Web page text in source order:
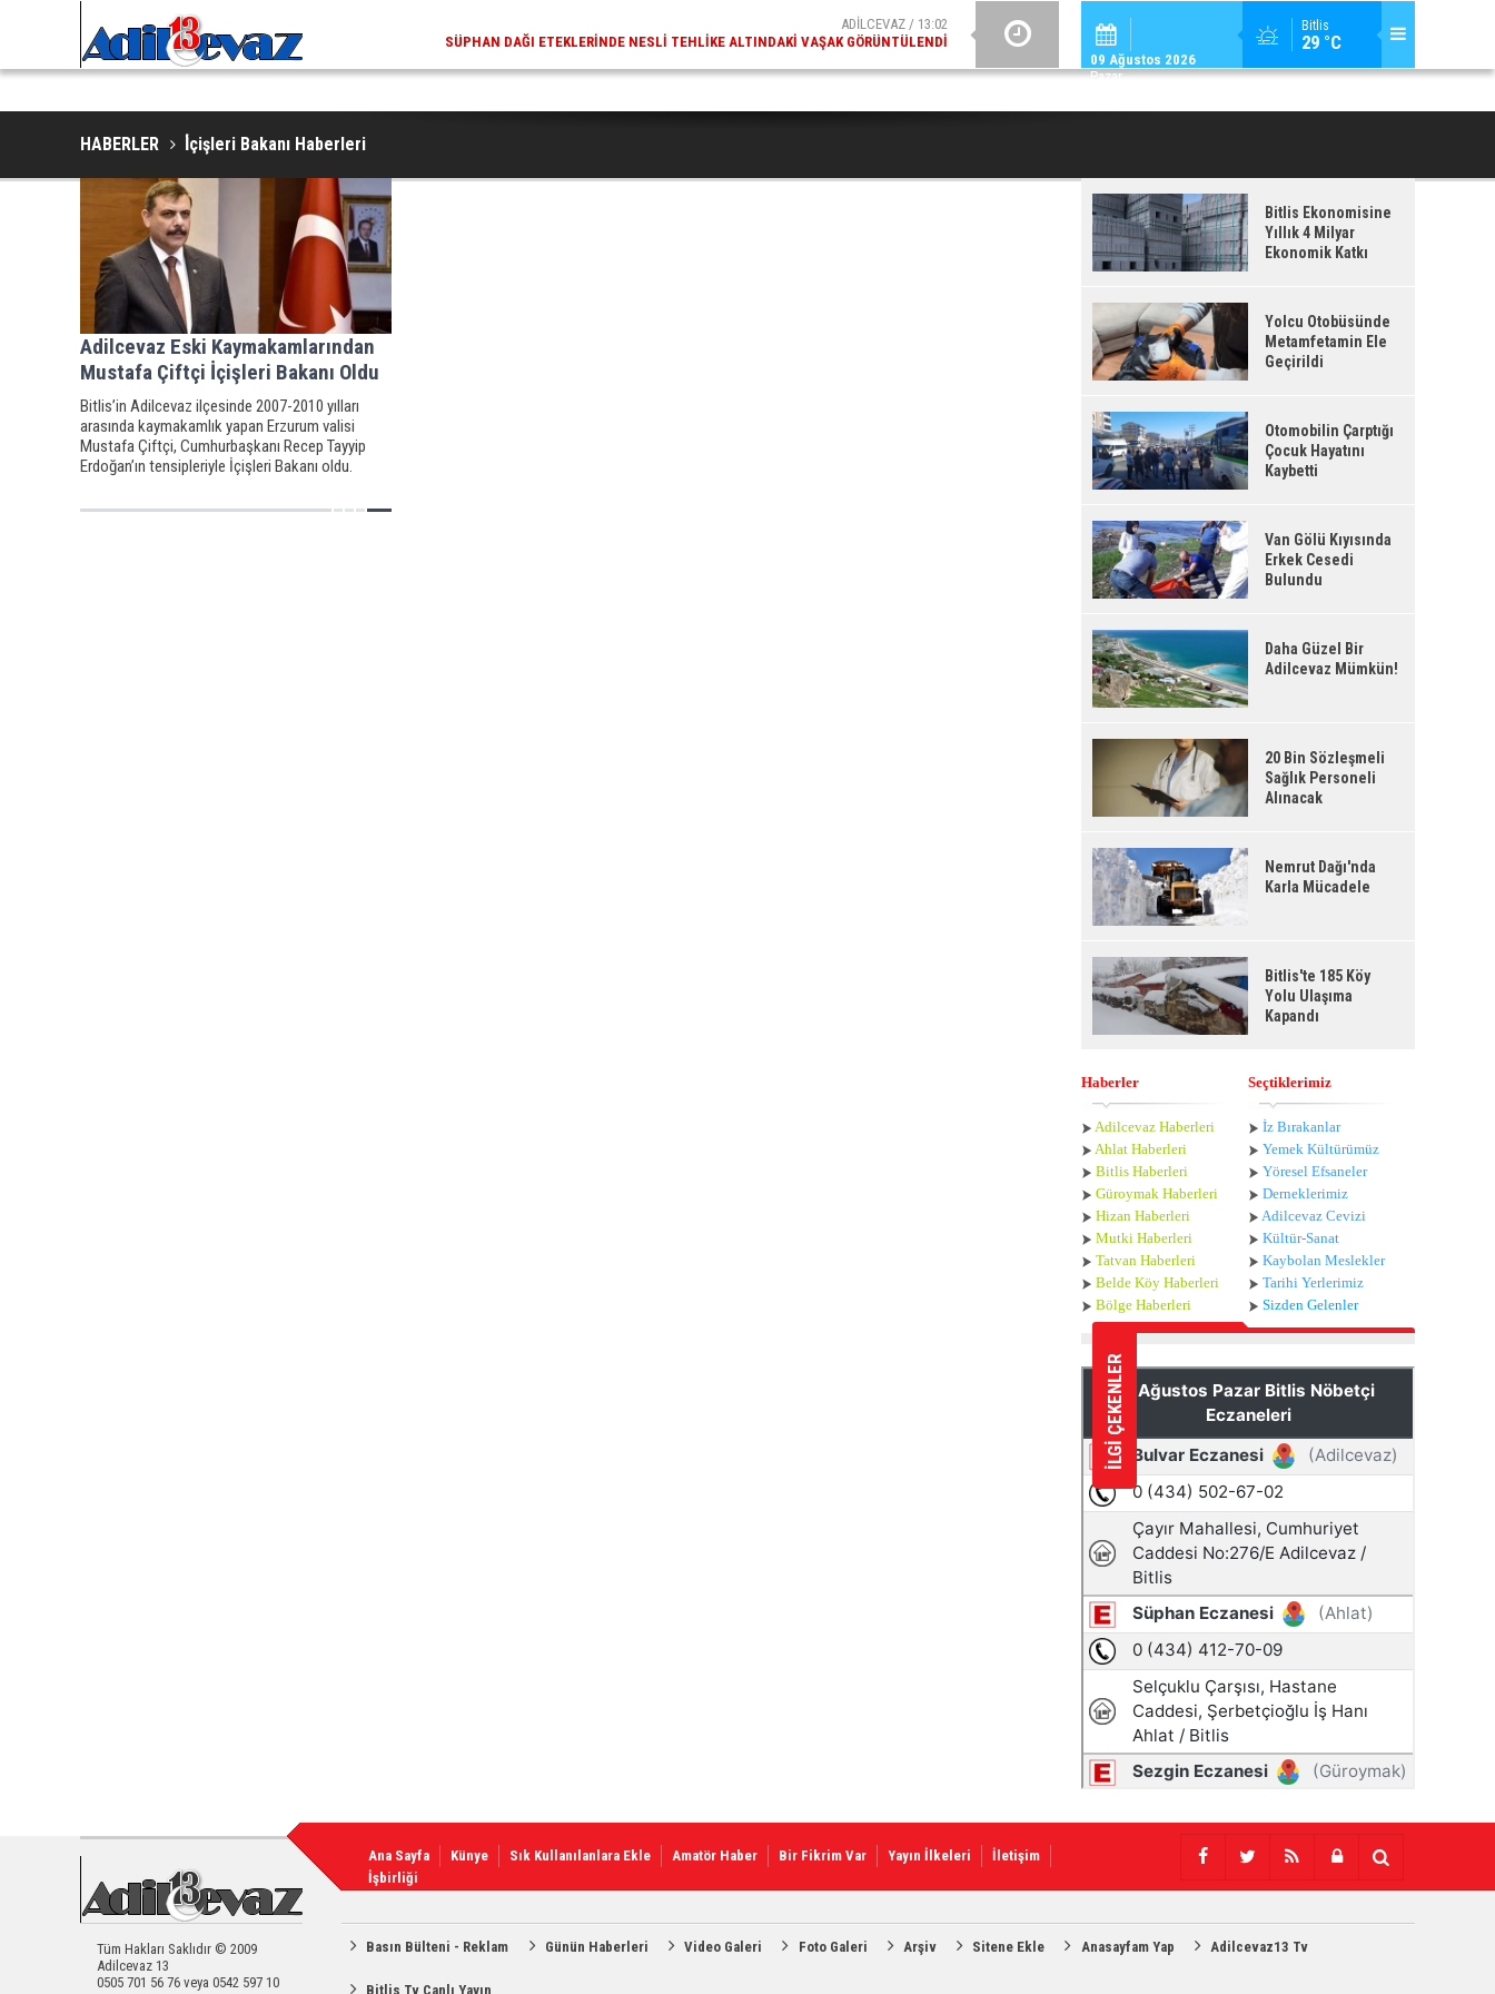
Bitlis
29 °C
09 Ağustos 2026
Pazar
ADİLCEVAZ / 13:02
SÜPHAN DAĞI ETEKLERINDE NESLI TEHLIKE ALTINDAKI VAŞAK GÖRÜNTÜLENDI
ADİLCEVAZ /
ADILCEVAZ ESKI KAYMAKAMLARINDAN MUSTAFA ÇIFTÇI İÇIŞLERI BAKANI
HABERLER İ̇çişleri Bakanı Haberleri
Adilcevaz Eski Kaymakamlarından
Mustafa Çiftçi İçişleri Bakanı Oldu
Bitlis’in Adilcevaz ilçesinde 2007-2010 yılları
arasında kaymakamlık yapan Erzurum valisi
Mustafa Çiftçi, Cumhurbaşkanı Recep Tayyip
Erdoğan’ın tensipleriyle İçişleri Bakanı oldu.
Bitlis Ekonomisine
Yıllık 4 Milyar
Ekonomik Katkı
Yolcu Otobüsünde
Metamfetamin Ele
Geçirildi
Otomobilin Çarptığı
Çocuk Hayatını
Kaybetti
Van Gölü Kıyısında
Erkek Cesedi
Bulundu
Daha Güzel Bir
Adilcevaz Mümkün!
20 Bin Sözleşmeli
Sağlık Personeli
Alınacak
Nemrut Dağı'nda
Karla Mücadele
Bitlis'te 185 Köy
Yolu Ulaşıma
Kapandı
Haberler
Adilcevaz Haberleri
Ahlat Haberleri
Bitlis Haberleri
Güroymak Haberleri
Hizan Haberleri
Mutki Haberleri
Tatvan Haberleri
Belde Köy Haberleri
Bölge Haberleri
Seçtiklerimiz
İz Bırakanlar
Yemek Kültürümüz
Yöresel Efsaneler
Derneklerimiz
Adilcevaz Cevizi
Kültür-Sanat
Kaybolan Meslekler
Tarihi Yerlerimiz
Sizden Gelenler
İLGİ ÇEKENLER
Ana Sayfa Künye Sık Kullanılanlara Ekle Amatör Haber Bir Fikrim Var Yayın İlkeleri
İletişim
İşbirliği
Tüm Hakları Saklıdır © 2009
Adilcevaz 13
0505 701 56 76 veya 0542 597 10
Basın Bülteni - Reklam Günün Haberleri Video Galeri Foto Galeri Arşiv Sitene Ekle Anasayfam Yap Adilcevaz13 Tv
Bitlis Tv Canlı Yayın